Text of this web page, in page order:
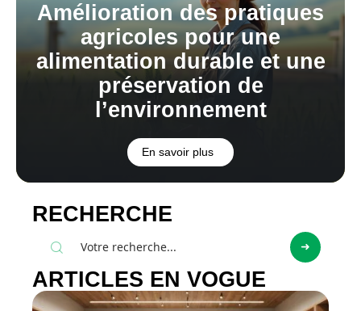
Amélioration des pratiques
agricoles pour une
alimentation durable et une
préservation de
l’environnement
En savoir plus
RECHERCHE
ARTICLES EN VOGUE